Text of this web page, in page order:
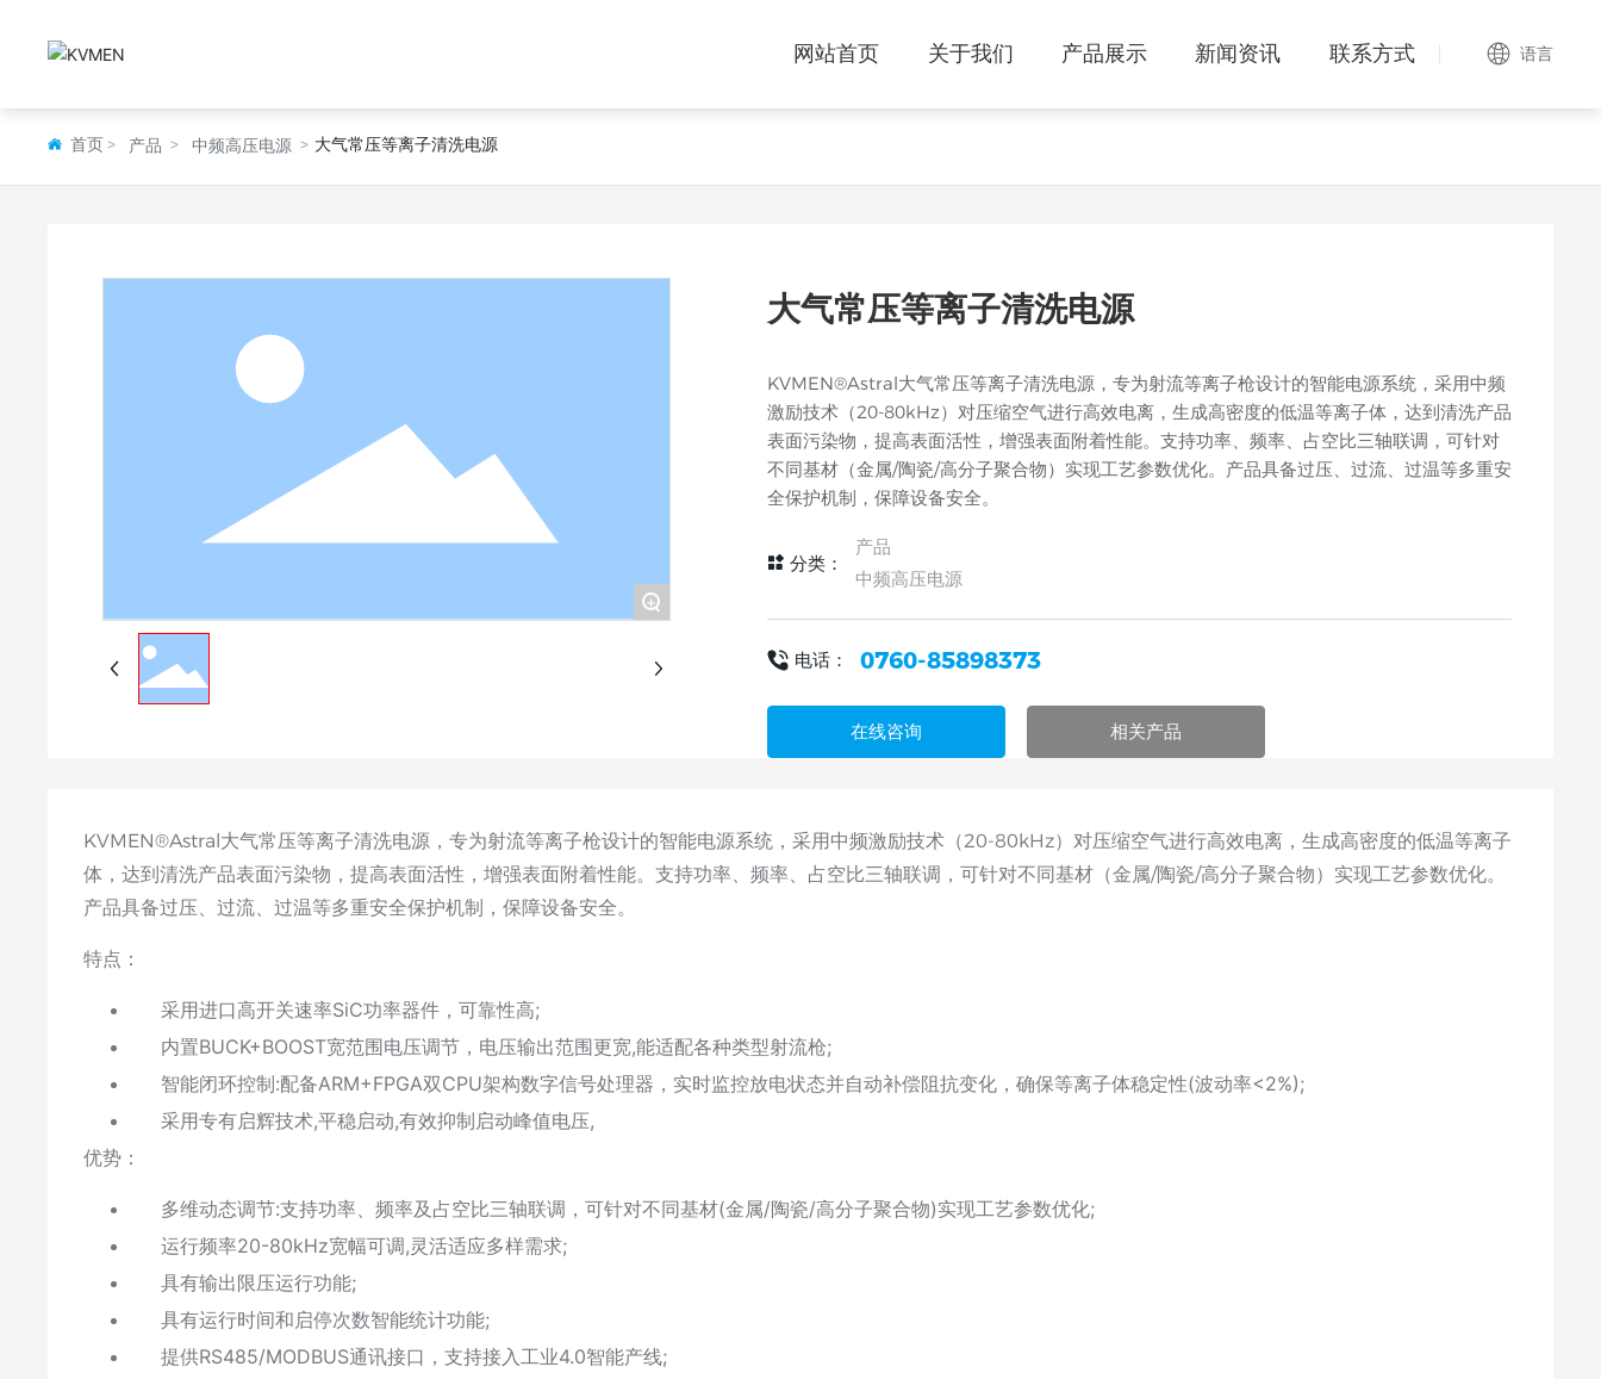
网站首页 关于我们 产品展示 新闻资讯 联系方式 语言
首页 产品 中频高压电源 大气常压等离子清洗电源
+
大气常压等离子清洗电源
KVMEN®Astral大气常压等离子清洗电源，专为射流等离子枪设计的智能电源系统，采用中频
激励技术（20-80kHz）对压缩空气进行高效电离，生成高密度的低温等离子体，达到清洗产品
表面污染物，提高表面活性，增强表面附着性能。支持功率、频率、占空比三轴联调，可针对
不同基材（金属/陶瓷/高分子聚合物）实现工艺参数优化。产品具备过压、过流、过温等多重安
全保护机制，保障设备安全。
分类：
产品
中频高压电源
电话： 0760-85898373
在线咨询 相关产品
KVMEN®Astral大气常压等离子清洗电源，专为射流等离子枪设计的智能电源系统，采用中频激励技术（20-80kHz）对压缩空气进行高效电离，生成高密度的低温等离子
体，达到清洗产品表面污染物，提高表面活性，增强表面附着性能。支持功率、频率、占空比三轴联调，可针对不同基材（金属/陶瓷/高分子聚合物）实现工艺参数优化。
产品具备过压、过流、过温等多重安全保护机制，保障设备安全。
特点：
采用进口高开关速率SiC功率器件，可靠性高;
内置BUCK+BOOST宽范围电压调节，电压输出范围更宽,能适配各种类型射流枪;
智能闭环控制:配备ARM+FPGA双CPU架构数字信号处理器，实时监控放电状态并自动补偿阻抗变化，确保等离子体稳定性(波动率<2%);
采用专有启辉技术,平稳启动,有效抑制启动峰值电压,
优势：
多维动态调节:支持功率、频率及占空比三轴联调，可针对不同基材(金属/陶瓷/高分子聚合物)实现工艺参数优化;
运行频率20-80kHz宽幅可调,灵活适应多样需求;
具有输出限压运行功能;
具有运行时间和启停次数智能统计功能;
提供RS485/MODBUS通讯接口，支持接入工业4.0智能产线;